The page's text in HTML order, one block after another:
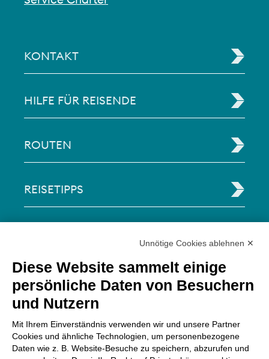
KONTAKT
HILFE FÜR REISENDE
ROUTEN
REISETIPPS
Via Paolo Bembo, 70 37062
Dossobuono di Villafranca (VR) Italy
Unnötige Cookies ablehnen ✕
Diese Website sammelt einige
persönliche Daten von Besuchern
und Nutzern
Mit Ihrem Einverständnis verwenden wir und unsere Partner
Cookies und ähnliche Technologien, um personenbezogene
Daten wie z. B. Website-Besuche zu speichern, abzurufen und